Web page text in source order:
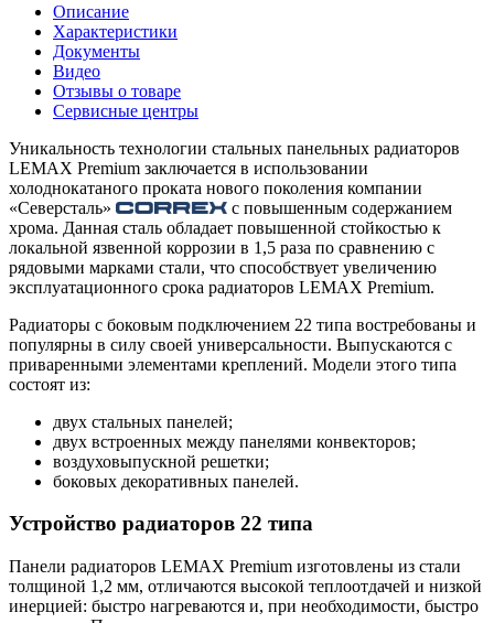
Описание
Характеристики
Документы
Видео
Отзывы о товаре
Сервисные центры
Уникальность технологии стальных панельных радиаторов
LEMAX Premium заключается в использовании
холоднокатаного проката нового поколения компании
«Северсталь»
с повышенным содержанием
хрома. Данная сталь обладает повышенной стойкостью к
локальной язвенной коррозии в 1,5 раза по сравнению с
рядовыми марками стали, что способствует увеличению
эксплуатационного срока радиаторов LEMAX Premium.
Радиаторы с боковым подключением 22 типа востребованы и
популярны в силу своей универсальности. Выпускаются с
приваренными элементами креплений. Модели этого типа
состоят из:
двух стальных панелей;
двух встроенных между панелями конвекторов;
воздуховыпускной решетки;
боковых декоративных панелей.
Устройство радиаторов 22 типа
Панели радиаторов LEMAX Premium изготовлены из стали
толщиной 1,2 мм, отличаются высокой теплоотдачей и низкой
инерцией: быстро нагреваются и, при необходимости, быстро